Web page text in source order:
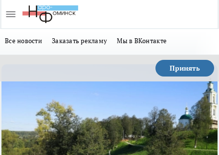
Все новости Заказать рекламу Мы в ВКонтакте
Принять